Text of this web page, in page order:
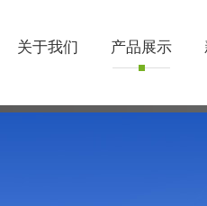
关于我们 产品展示